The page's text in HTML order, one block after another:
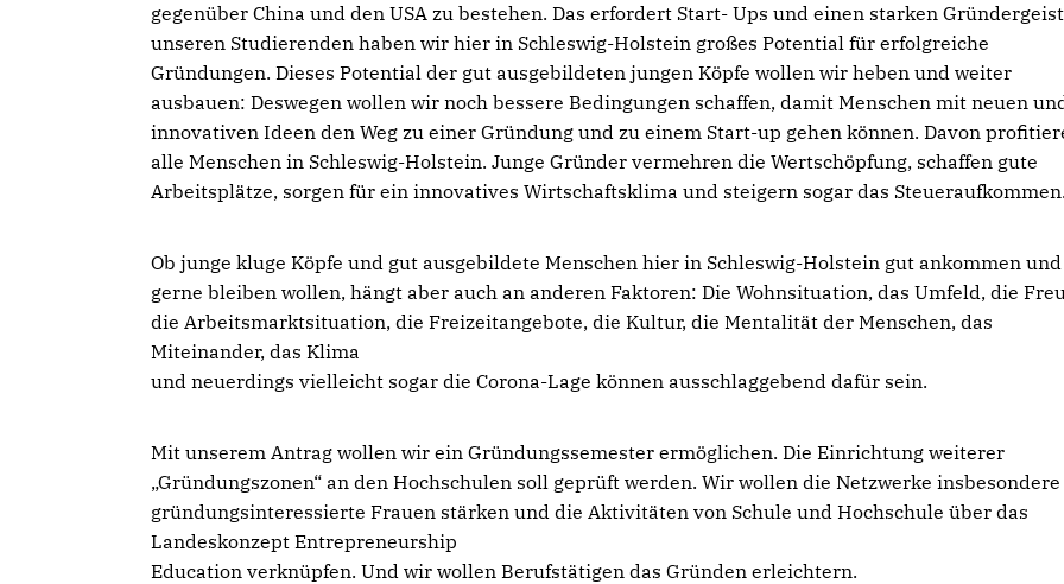
gegenüber China und den USA zu bestehen. Das erfordert Start- Ups und einen starken
unseren Studierenden haben wir hier in Schleswig-Holstein großes Potential für erfolgreiche
Gründungen. Dieses Potential der gut ausgebildeten jungen Köpfe wollen wir heben und weiter
ausbauen: Deswegen wollen wir noch bessere Bedingungen schaffen, damit Menschen mit neuen
innovativen Ideen den Weg zu einer Gründung und zu einem Start-up gehen können. Davon
alle Menschen in Schleswig-Holstein. Junge Gründer vermehren die Wertschöpfung, schaffen gute
Arbeitsplätze, sorgen für ein innovatives Wirtschaftsklima und steigern sogar das Steueraufkommen.
Ob junge kluge Köpfe und gut ausgebildete Menschen hier in Schleswig-Holstein gut ankommen und
gerne bleiben wollen, hängt aber auch an anderen Faktoren: Die Wohnsituation, das Umfeld, die
die Arbeitsmarktsituation, die Freizeitangebote, die Kultur, die Mentalität der Menschen, das
Miteinander, das Klima
und neuerdings vielleicht sogar die Corona-Lage können ausschlaggebend dafür sein.
Mit unserem Antrag wollen wir ein Gründungssemester ermöglichen. Die Einrichtung weiterer
Gründungszonen“ an den Hochschulen soll geprüft werden. Wir wollen die Netzwerke
gründungsinteressierte Frauen stärken und die Aktivitäten von Schule und Hochschule über das
Landeskonzept Entrepreneurship
Education verknüpfen. Und wir wollen Berufstätigen das Gründen erleichtern.